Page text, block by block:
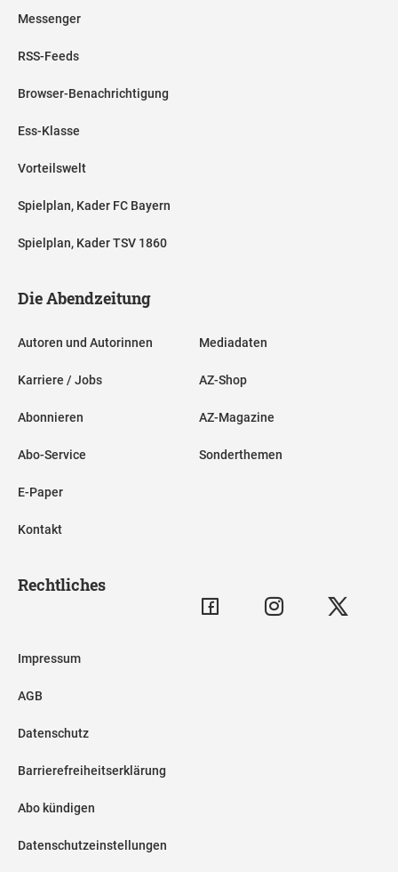
Messenger
RSS-Feeds
Browser-Benachrichtigung
Ess-Klasse
Vorteilswelt
Spielplan, Kader FC Bayern
Spielplan, Kader TSV 1860
Die Abendzeitung
Autoren und Autorinnen
Karriere / Jobs
Abonnieren
Abo-Service
E-Paper
Kontakt
Mediadaten
AZ-Shop
AZ-Magazine
Sonderthemen
Rechtliches
Impressum
AGB
Datenschutz
Barrierefreiheitserklärung
Abo kündigen
Datenschutzeinstellungen